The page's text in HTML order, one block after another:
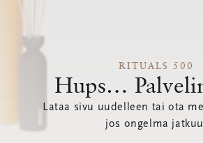
RITUALS 500
Hups…
Lataa sivu uudelleen tai ota
jos ongelma